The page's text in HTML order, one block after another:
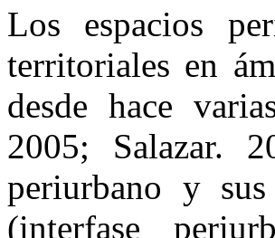
Los espacios
territoriales en
desde hace
2005; Salazar.
periurbano y sus
(interfase